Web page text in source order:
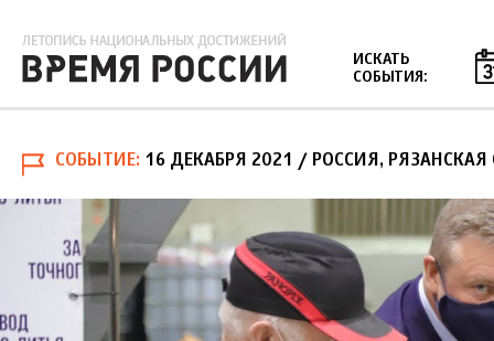
ИСКАТЬ
СОБЫТИЯ:
СОБЫТИЕ 16 ДЕКАБРЯ 2021 / РОССИЯ, РЯЗАНСКАЯ